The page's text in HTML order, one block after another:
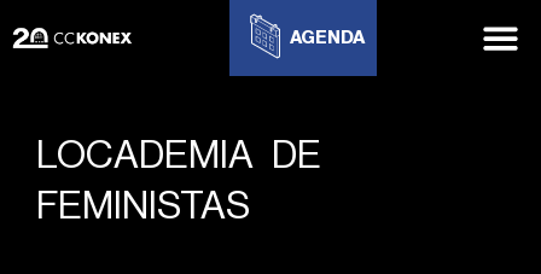
AGENDA
LOCADEMIA DE
FEMINISTAS